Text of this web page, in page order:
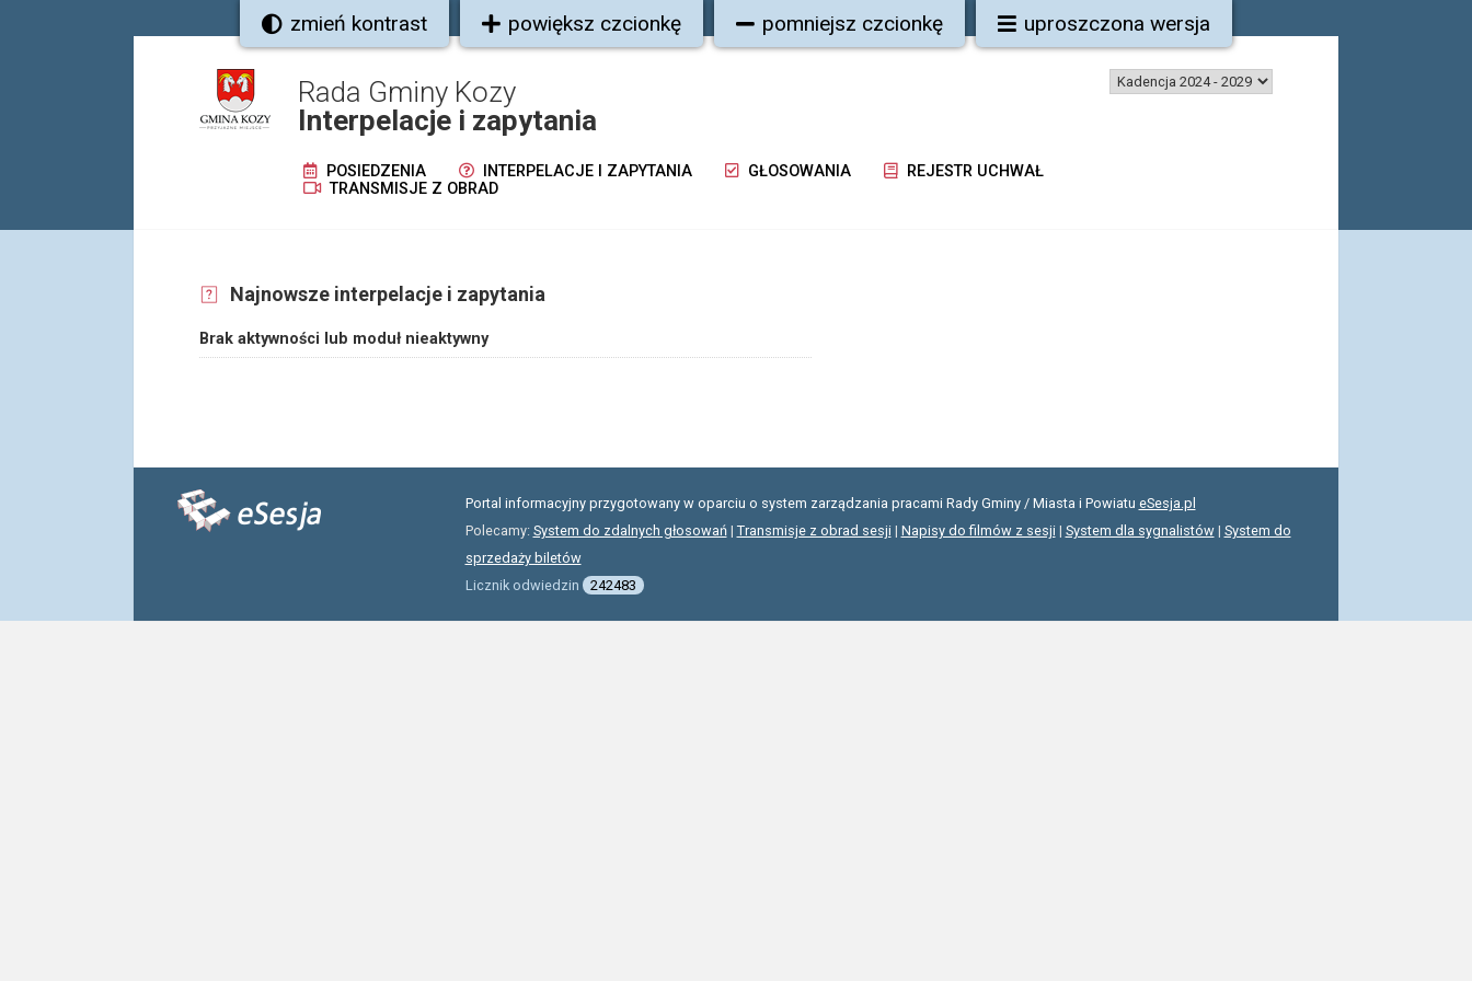
zmień kontrast powiększ czcionkę pomniejsz czcionkę uproszczona wersja
Rada Gminy Kozy
Interpelacje i zapytania
POSIEDZENIA INTERPELACJE I ZAPYTANIA GŁOSOWANIA
REJESTR UCHWAŁ
TRANSMISJE Z OBRAD
Najnowsze interpelacje i zapytania
Brak aktywności lub moduł nieaktywny
Portal informacyjny przygotowany w oparciu o system zarządzania pracami Rady Gminy / Miasta i Powiatu eSesja.pl
Polecamy: System do zdalnych głosowań| Transmisje z obrad sesji | Napisy do filmów z sesji | System dla sygnalistów| System do
sprzedaży biletów
Licznik odwiedzin
242483